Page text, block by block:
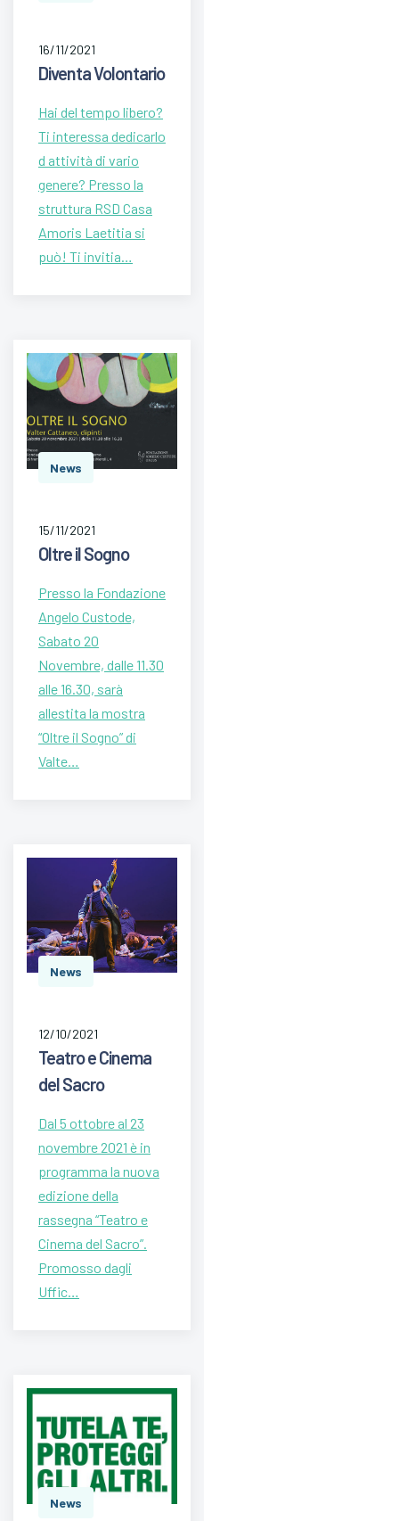
16/11/2021
Diventa Volontario
Hai del tempo libero?
Ti interessa dedicarlo
d attività di vario
genere? Presso la
struttura RSD Casa
Amoris Laetitia si
può! Ti invitia…
News
15/11/2021
Oltre il Sogno
Presso la Fondazione
Angelo Custode,
Sabato 20
Novembre, dalle 11.30
alle 16.30, sarà
allestita la mostra
“Oltre il Sogno” di
Valte…
News
12/10/2021
Teatro e Cinema
del Sacro
Dal 5 ottobre al 23
novembre 2021 è in
programma la nuova
edizione della
rassegna “Teatro e
Cinema del Sacro”.
Promosso dagli
Uffic…
News